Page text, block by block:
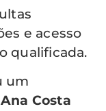
e acesso
qualificada.
um
Costa